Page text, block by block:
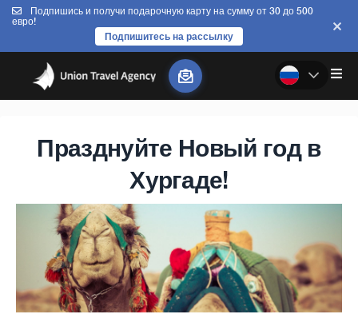
Подпишись и получи подарочную карту на сумму от 30 до 500
евро!
Подпишитесь на рассылку
Празднуйте Новый год в
Хургаде!